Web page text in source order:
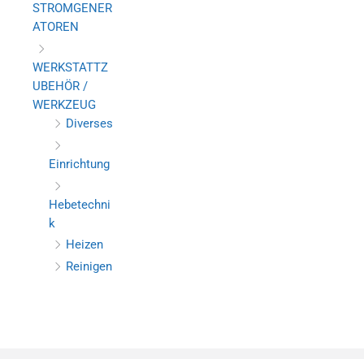
STROMGENER
ATOREN
WERKSTATTZ
UBEHÖR /
WERKZEUG
Diverses
Einrichtung
Hebetechni
k
Heizen
Reinigen